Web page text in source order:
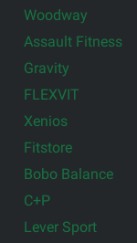
Woodway
Assault Fitness
Gravity
FLEXVIT
Xenios
Fitstore
Bobo Balance
C+P
Lever Sport